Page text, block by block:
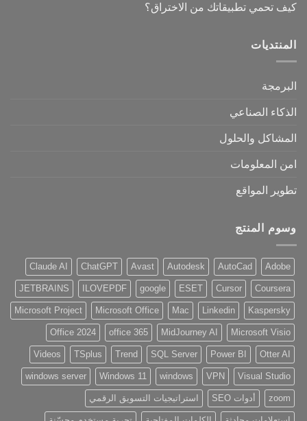
كيف تحمي تطبيقاتك من الاختراق؟
المنتديات
البرمجة
الذكاء الصناعي
المشاكل والحلول
امن المعلومات
تطوير المواقع
وسوم المنتج
Adobe
AutoCad
Autodesk
Avast
ChatGPT
Claude AI
Coursera
Cursor
ESET
google
ILOVEPDF
JETBRAINS
Kaspersky
Linkedin
Mac
Microsoft Office
Microsoft Project
Microsoft Visio
MidJourney AI
office 365
Office 2024
Otter AI
Power BI
SQL Server
Trend
TSplus
Videos
Visual Studio
VPN
windows
Windows 11
windows server
zoom أدوات SEO استراتيجيات التسويق الرقمي